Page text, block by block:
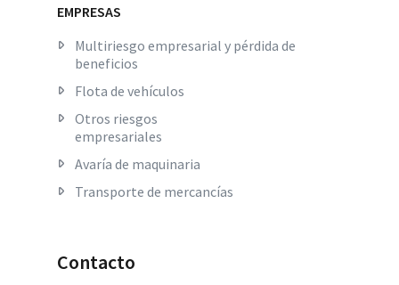
EMPRESAS
Multiriesgo empresarial y pérdida de
beneficios
Flota de vehículos
Otros riesgos
empresariales
Avaría de maquinaria
Transporte de mercancías
Contacto